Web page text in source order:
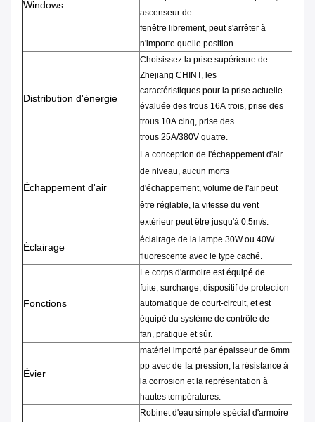
Windows
ascenseur de
fenêtre librement, peuts'arrêter à
n'importe quelle position.
Distribution d'énergie
Choisissez la prise supérieure de
Zhejiang CHINT, les
caractéristiques pour la prise actuelle
évaluée des trous 16A trois, prise des
trous 10A cinq, prise des
trous 25A/380V quatre.
Échappement d'air
La conception de l'échappement d'air
de niveau, aucun morts
d'échappement, volume de l'air peut
être réglable, la vitesse du vent
extérieur peut être jusqu'à 0.5m/s.
Éclairage
éclairage de la lampe 30W ou 40W
fluorescente avec le type caché.
Fonctions
Le corps d'armoire est équipé de
fuite, surcharge, dispositif de protection
automatique de court-circuit, et est
équipé du système de contrôle de
fan, pratique et sûr.
Évier
matériel importé par épaisseur de 6mm
pp avec de la pression, la résistance à
la corrosion et la représentation à
hautes températures.
Robinetd'eau simple spécial d'armoire